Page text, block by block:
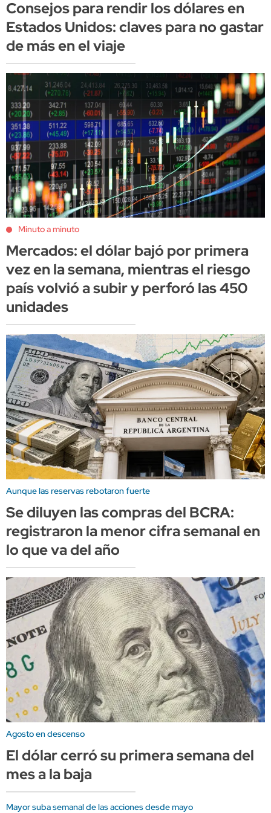
Consejos para rendir los dólares en
Estados Unidos: claves para no gastar
de más en el viaje
Minuto a minuto
Mercados: el dólar bajó por primera
vez en la semana, mientras el riesgo
país volvió a subir y perforó las 450
unidades
Aunque las reservas rebotaron fuerte
Se diluyen las compras del BCRA:
registraron la menor cifra semanal en
lo que va del año
Agosto en descenso
El dólar cerró su primera semana del
mes a la baja
Mayor suba semanal de las acciones desde mayo